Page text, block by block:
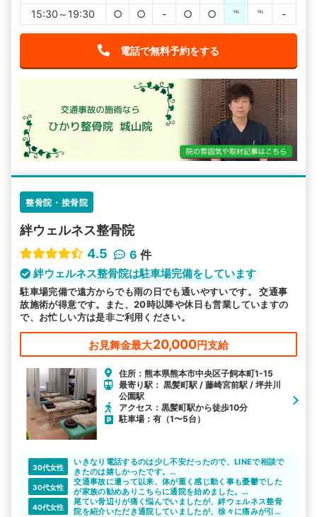
15:30～19:30
○ ○ - ○ ○ ℡ ℡ -
電話で無料予約をする
整骨院・接骨院
絆ウェルネス整骨院
4.5
6 件
絆ウェルネス整骨院は駐車場完備をしています
駐車場完備で遠方からでも雨の日でも通いやすいです。 交通事
故施術が得意です。また、20時以降や休日も営業していますの
で、お忙しい方は是非ご利用ください。
お見舞金最大20,000円支給
住所：熊本県熊本市中央区子飼本町1-15
最寄り駅： 黒髪町駅 / 藤崎宮前駅 / 坪井川
公園駅
アクセス：黒髪町駅から徒歩10分
駐車場：有（1〜5台）
30代女性
いきなり電話するのは少し不安だったので、LINEで相談で
きたのは嬉しかったです。
気になっていた整骨院のメリットを教えてもらえたので、
通院をしたいと思えました。丁寧な対応をしていただいて
感謝しています。
30代女性
交通事故に遭って以来、体が重く感じ動く事も憂鬱でした
が家族の勧めありこちらに通院を始めました。
体が重く車移動なので敷地内に駐車場がある整骨院は非常
に助かりました。先生も優しく定期的に通院を続けていこ
40代女性
尾てい骨辺りが痛く悩んでいましたが、絆ウェルネス整骨
院を紹介いただき通院していましたが、徐々に痛みが引い